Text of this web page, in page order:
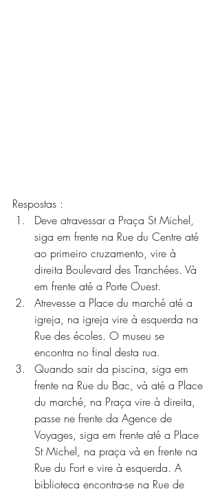
Respostas :
Deve atravessar a Praça St Michel,
siga em frente na Rue du Centre até
ao primeiro cruzamento, vire à
direita Boulevard des Tranchées. Và
em frente até a Porte Ouest.
Atrevesse a Place du marché até a
igreja, na igreja vire à esquerda na
Rue des écoles. O museu se
encontra no final desta rua.
Quando sair da piscina, siga em
frente na Rue du Bac, và até a Place
du marché, na Praça vire à direita,
passe ne frente da Agence de
Voyages, siga em frente até a Place
St Michel, na praça và en frente na
Rue du Fort e vire à esquerda. A
biblioteca encontra-se na Rue de